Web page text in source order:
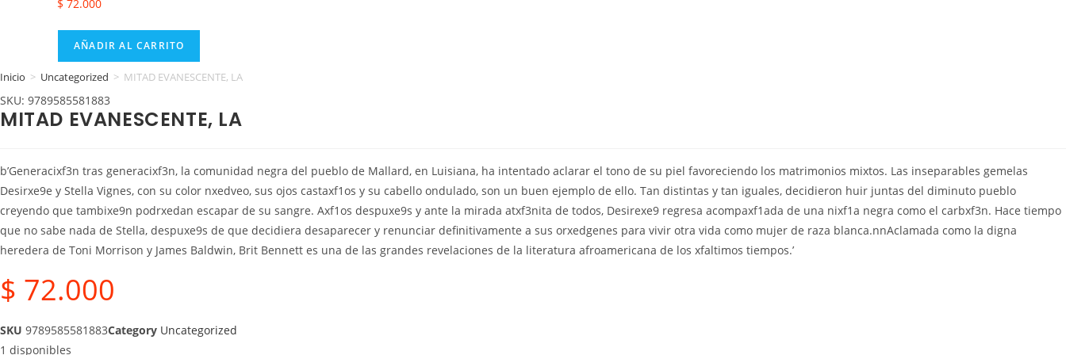
$ 72.000
AÑADIR AL CARRITO
Inicio > Uncategorized > MITAD EVANESCENTE, LA
SKU: 9789585581883
MITAD EVANESCENTE, LA
b’Generacixf3n tras generacixf3n, la comunidad negra del pueblo de Mallard, en Luisiana, ha intentado aclarar el tono de su piel favoreciendo los matrimonios mixtos. Las inseparables gemelas
Desirxe9e y Stella Vignes, con su color nxedveo, sus ojos castaxf1os y su cabello ondulado, son un buen ejemplo de ello. Tan distintas y tan iguales, decidieron huir juntas del diminuto pueblo
creyendo que tambixe9n podrxedan escapar de su sangre. Axf1os despuxe9s y ante la mirada atxf3nita de todos, Desirexe9 regresa acompaxf1ada de una nixf1a negra como el carbxf3n. Hace tiempo
que no sabe nada de Stella, despuxe9s de que decidiera desaparecer y renunciar definitivamente a sus orxedgenes para vivir otra vida como mujer de raza blanca.nnAclamada como la digna
heredera de Toni Morrison y James Baldwin, Brit Bennett es una de las grandes revelaciones de la literatura afroamericana de los xfaltimos tiempos.’
$ 72.000
SKU 9789585581883Category Uncategorized
1 disponibles